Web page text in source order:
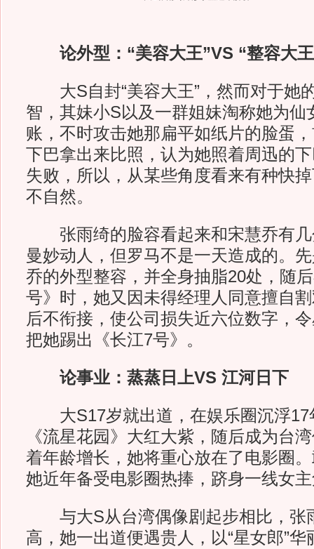
论外型：“美容大王”VS “整容大
大S自封“美容大王”，然而对于她
智，其妹小S以及一群姐妹淘称她为仙
账，不时攻击她那扁平如纸片的脸蛋
下巴拿出来比照，认为她照着周迅的
失败，所以，从某些角度看来有种快
不自然。
张雨绮的脸容看起来和宋慧乔有几
曼妙动人，但罗马不是一天造成的。
乔的外型整容，并全身抽脂20处，随
号》时，她又因未得经理人同意擅自
后不衔接，使公司损失近六位数字，
把她踢出《长江7号》。
论事业：蒸蒸日上VS 江河日下
大S17岁就出道，在娱乐圈沉浮17
《流星花园》大红大紫，随后成为台
着年龄增长，她将重心放在了电影圈
她近年备受电影圈热捧，跻身一线女
与大S从台湾偶像剧起步相比，张
高，她一出道便遇贵人，以“星女郎”